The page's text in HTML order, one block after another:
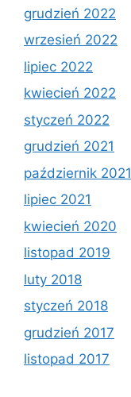
grudzień 2022
wrzesień 2022
lipiec 2022
kwiecień 2022
styczeń 2022
grudzień 2021
październik 2021
lipiec 2021
kwiecień 2020
listopad 2019
luty 2018
styczeń 2018
grudzień 2017
listopad 2017